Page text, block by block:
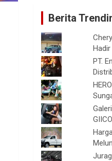
Berita
PT.